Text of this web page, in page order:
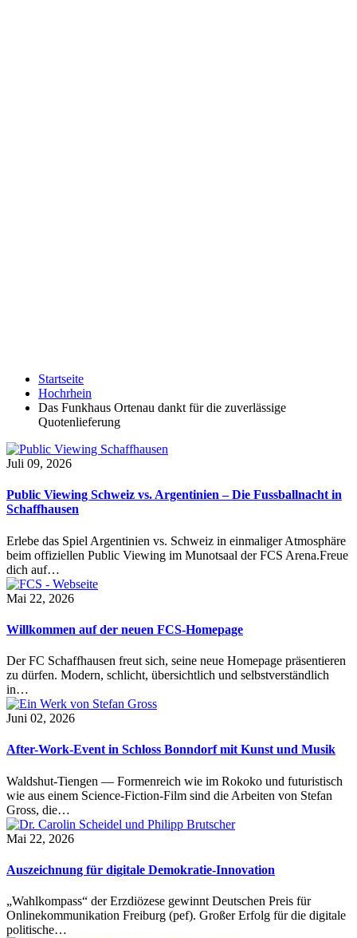
Startseite
Hochrhein
Das Funkhaus Ortenau dankt für die zuverlässige
Quotenlieferung
Juli 09, 2026
Public Viewing Schweiz vs. Argentinien – Die Fussballnacht in
Schaffhausen
Erlebe das Spiel Argentinien vs. Schweiz in einmaliger Atmosphäre
beim offiziellen Public Viewing im Munotsaal der FCS Arena.Freue
dich auf…
Mai 22, 2026
Willkommen auf der neuen FCS-Homepage
Der FC Schaffhausen freut sich, seine neue Homepage präsentieren
zu dürfen. Modern, schlicht, übersichtlich und selbstverständlich
in…
Juni 02, 2026
After-Work-Event in Schloss Bonndorf mit Kunst und Musik
Waldshut-Tiengen — Formenreich wie im Rokoko und futuristisch
wie aus einem Science-Fiction-Film sind die Arbeiten von Stefan
Gross, die…
Mai 22, 2026
Auszeichnung für digitale Demokratie-Innovation
„Wahlkompass“ der Erzdiözese gewinnt Deutschen Preis für
Onlinekommunikation Freiburg (pef). Großer Erfolg für die digitale
politische…